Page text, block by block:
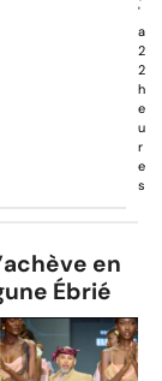
'
a
2
2
h
e
u
r
e
s
en
Ébrié